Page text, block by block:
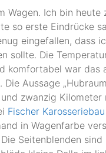
Wagen. Ich bin
so erste Eindrücke
eingefallen, dass
sollte. Die
komfortabel war das
Die Aussage
zwanzig
Fischer
in Wagenfarbe
Seitenblenden